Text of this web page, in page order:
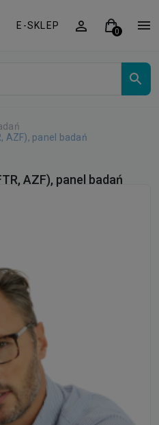
E-SKLEP
AZF), panel badań
AZF), panel badań